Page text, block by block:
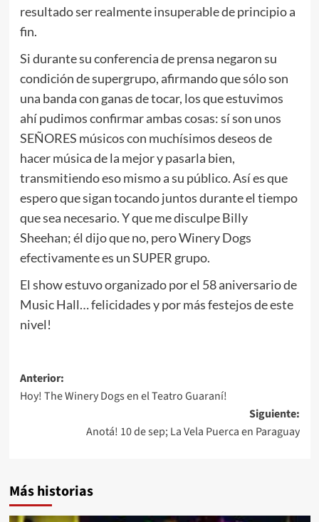
resultado ser realmente insuperable de principio a
fin.
Si durante su conferencia de prensa negaron su
condición de supergrupo, afirmando que sólo son
una banda con ganas de tocar, los que estuvimos
ahí pudimos confirmar ambas cosas: sí son unos
SEÑORES músicos con muchísimos deseos de
hacer música de la mejor y pasarla bien,
transmitiendo eso mismo a su público. Así es que
espero que sigan tocando juntos durante el tiempo
que sea necesario. Y que me disculpe Billy
Sheehan; él dijo que no, pero Winery Dogs
efectivamente es un SUPER grupo.
El show estuvo organizado por el 58 aniversario de
Music Hall… felicidades y por más festejos de este
nivel!
Navegación
de
entradas
Anterior:
Hoy! The Winery Dogs en el Teatro Guaraní!
Siguiente:
Anotá! 10 de sep; La Vela Puerca en Paraguay
Más historias